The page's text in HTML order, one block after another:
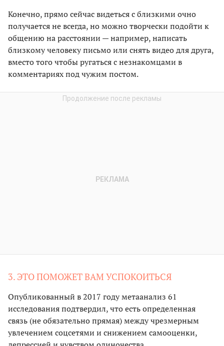
Конечно, прямо сейчас видеться с близкими очно
получается не всегда, но можно творчески подойти к
общению на расстоянии — например, написать
близкому человеку письмо или снять видео для друга,
вместо того чтобы ругаться с незнакомцами в
комментариях под чужим постом.
3. ЭТО ПОМОЖЕТ ВАМ УСПОКОИТЬСЯ
Опубликованный в 2017 году метаанализ 61
исследования подтвердил, что есть определенная
связь (не обязательно прямая) между чрезмерным
увлечением соцсетями и снижением самооценки,